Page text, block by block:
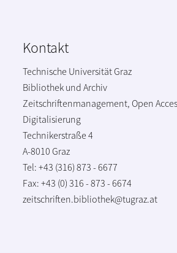
Kontakt
Technische Universität Graz
Bibliothek und Archiv
Zeitschriftenmanagement, Open
Digitalisierung
Technikerstraße 4
A-8010 Graz
Tel: +43 (316) 873 - 6677
Fax: +43 (0) 316 - 873 - 6674
zeitschriften.bibliothek@tugraz.at